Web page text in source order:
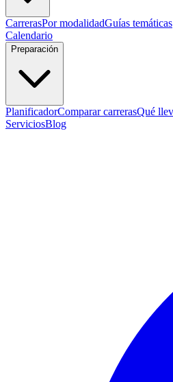
CarrerasPor modalidadGuías temáticas
Calendario
Preparación
PlanificadorComparar carrerasQué
ServiciosBlog